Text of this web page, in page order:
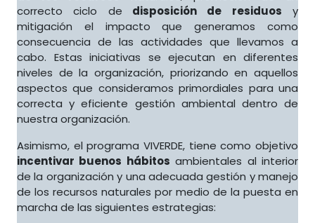
correcto ciclo de disposición de residuos y
mitigación el impacto que generamos como
consecuencia de las actividades que llevamos a
cabo. Estas iniciativas se ejecutan en diferentes
niveles de la organización, priorizando en aquellos
aspectos que consideramos primordiales para una
correcta y eficiente gestión ambiental dentro de
nuestra organización.
Asimismo, el programa VIVERDE, tiene como objetivo
incentivar buenos hábitos ambientales al interior
de la organización y una adecuada gestión y manejo
de los recursos naturales por medio de la puesta en
marcha de las siguientes estrategias: